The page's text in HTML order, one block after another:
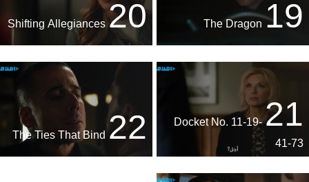
19
20
21
Docket No. 11-19-
41-73
22